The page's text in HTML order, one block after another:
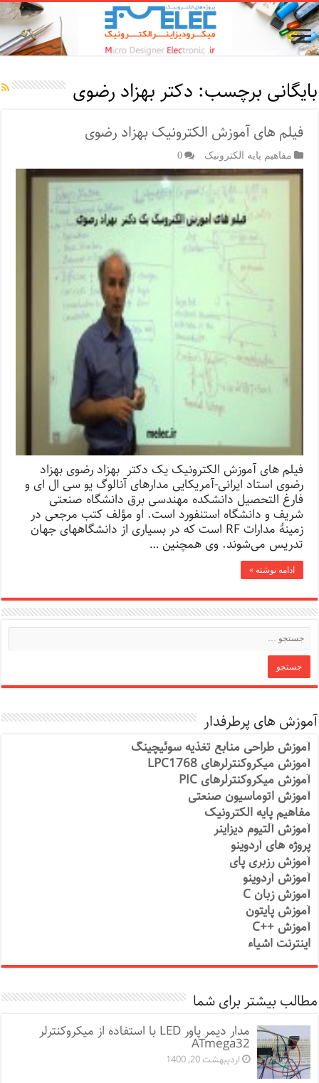
بایگانی برچسب: دکتر بهزاد رضوی
فیلم های آموزش الکترونیک بهزاد رضوی
مفاهیم پایه الکترونیک 0
فیلم های آموزش الکترونیک یک دکتر بهزاد رضوی بهزاد
رضوی استاد ایرانی-آمریکایی مدارهای آنالوگ یو سی ال ای و
فارغ التحصیل دانشکده مهندسی برق دانشگاه صنعتی
شریف و دانشگاه استنفورد است. او مؤلف کتب مرجعی در
زمینهٔ مدارات RF است که در بسیاری از دانشگاههای جهان
تدریس می‌شوند. وی همچنین …
ادامه نوشته »
آموزش های پرطرفدار
آموزش طراحی منابع تغذیه سوئیچینگ
آموزش میکروکنترلرهای LPC1768
آموزش میکروکنترلرهای PIC
آموزش اتوماسیون صنعتی
مفاهیم پایه الکترونیک
آموزش آلتیوم دیزاینر
پروژه های آردوینو
آموزش رزبری پای
آموزش آردوینو
آموزش زبان C
آموزش پایتون
آموزش ++C
اینترنت اشیاء
مطالب بیشتر برای شما
مدار دیمر پاور LED با استفاده از میکروکنترلر
ATmega32
اردیبهشت 20, 1400